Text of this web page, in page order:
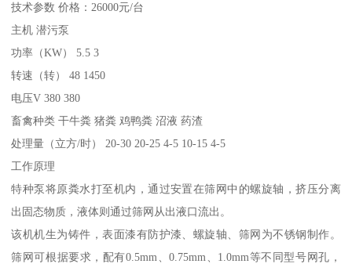
技术参数 价格：26000元/台
主机 潜污泵
功率（KW） 5.5 3
转速（转） 48 1450
电压V 380 380
畜禽种类 干牛粪 猪粪 鸡鸭粪 沼液 药渣
处理量（立方/时） 20-30 20-25 4-5 10-15 4-5
工作原理
特种泵将原粪水打至机内，通过安置在筛网中的螺旋轴，挤压分离
出固态物质，液体则通过筛网从出液口流出。
该机机生为铸件，表面漆有防护漆、螺旋轴、筛网为不锈钢制作。
筛网可根据要求，配有0.5mm、0.75mm、1.0mm等不同型号网孔，